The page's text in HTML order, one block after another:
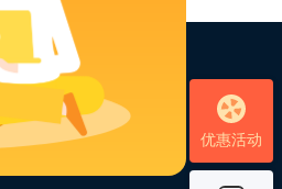
优惠活动